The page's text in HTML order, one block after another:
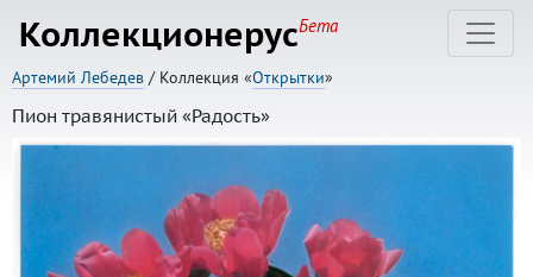
КоллекционерусБета
Артемий Лебедев / Коллекция «Открытки»
Пион травянистый «Радость»